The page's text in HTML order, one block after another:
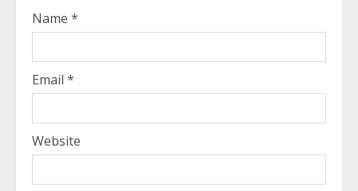
Name *
Email *
Website